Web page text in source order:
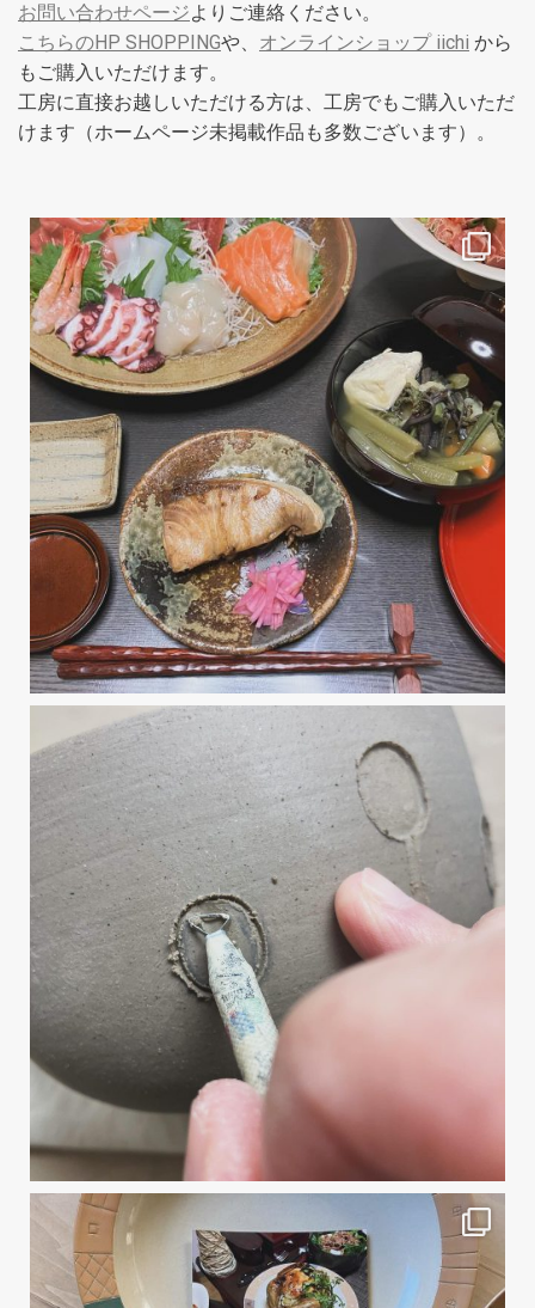
お問い合わせページよりご連絡ください。
こちらのHP SHOPPINGや、 オンラインショップ iichi から
もご購入いただけます。
工房に直接お越しいただける方は、工房でもご購入いただ
けます（ホームページ未掲載作品も多数ございます）。